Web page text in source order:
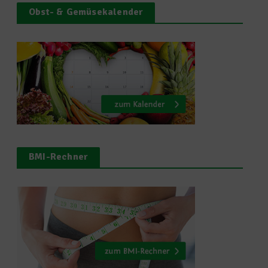
Obst- & Gemüsekalender
BMI-Rechner